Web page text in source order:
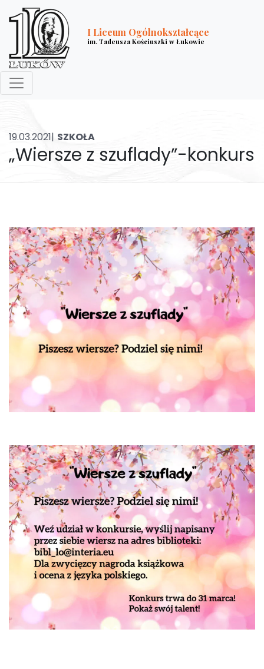
I Liceum Ogólnokształcące
im. Tadeusza Kościuszki w Łukowie
19.03.2021| SZKOŁA
„Wiersze z szuflady”-konkurs